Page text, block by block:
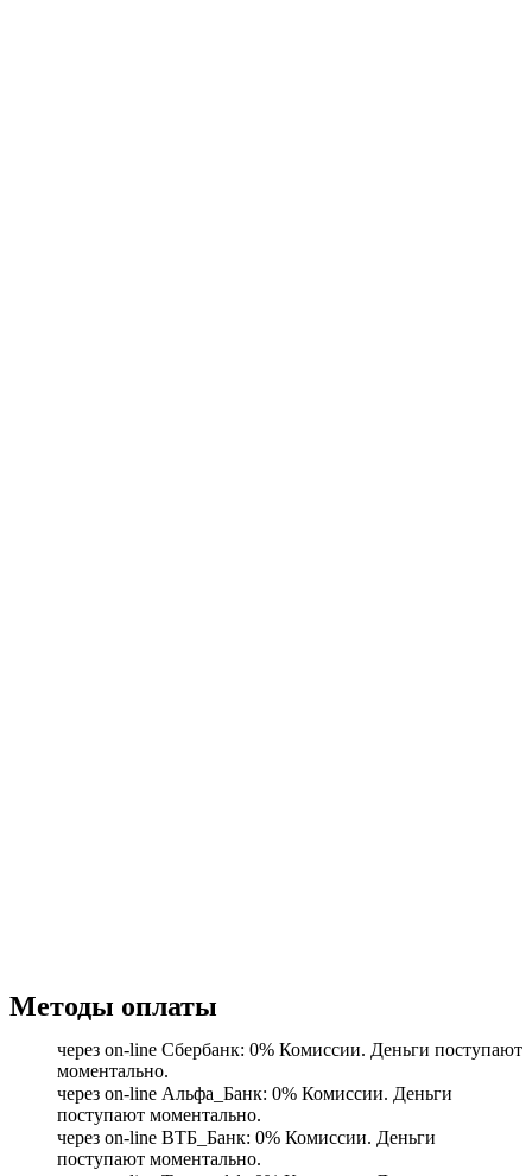
Методы оплаты
через on-line Сбербанк: 0% Комиссии. Деньги поступают
моментально.
через on-line Альфа_Банк: 0% Комиссии. Деньги
поступают моментально.
через on-line ВТБ_Банк: 0% Комиссии. Деньги
поступают моментально.